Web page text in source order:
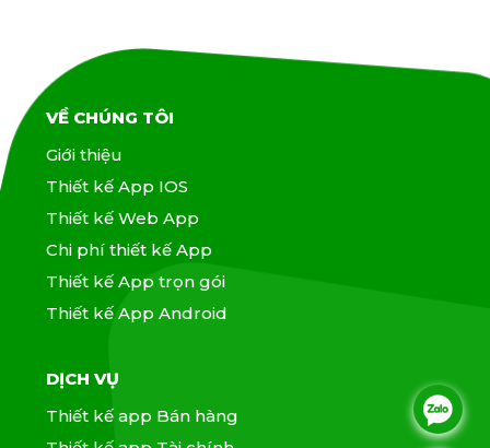
.
VỀ CHÚNG TÔI
Giới thiệu
Thiết kế App IOS
Thiết kế Web App
Chi phí thiết kế App
Thiết kế App trọn gói
Thiết kế App Android
DỊCH VỤ
Thiết kế app Bán hàng